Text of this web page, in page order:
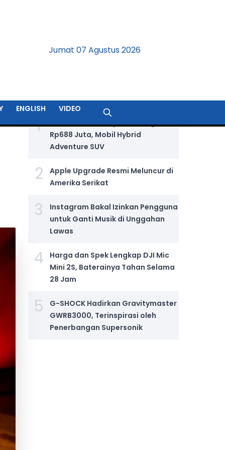
Jumat 07 Agustus 2026
ENGLISH VIDEO
1
Jetour T2 i-DM Dijual Seharga
Rp688 Juta, Mobil Hybrid
Adventure SUV
2
Apple Upgrade Resmi Meluncur di
Amerika Serikat
3
Instagram Bakal Izinkan Pengguna
untuk Ganti Musik di Unggahan
Lawas
4
Harga dan Spek Lengkap DJI Mic
Mini 2S, Baterainya Tahan Selama
28 Jam
5
G-SHOCK Hadirkan Gravitymaster
GWRB3000, Terinspirasi oleh
Penerbangan Supersonik